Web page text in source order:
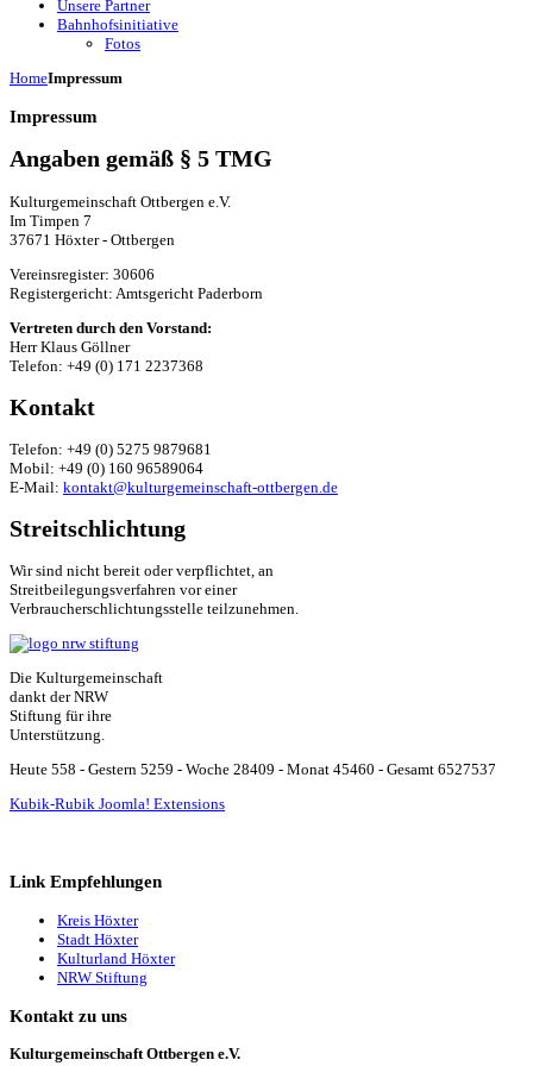
Unsere Partner
Bahnhofsinitiative
Fotos
HomeImpressum
Impressum
Angaben gemäß § 5 TMG
Kulturgemeinschaft Ottbergen e.V.
Im Timpen 7
37671 Höxter - Ottbergen
Vereinsregister: 30606
Registergericht: Amtsgericht Paderborn
Vertreten durch den Vorstand:
Herr Klaus Göllner
Telefon: +49 (0) 171 2237368
Kontakt
Telefon: +49 (0) 5275 9879681
Mobil: +49 (0) 160 96589064
E-Mail: kontakt@kulturgemeinschaft-ottbergen.de
Streitschlichtung
Wir sind nicht bereit oder verpflichtet, an
Streitbeilegungsverfahren vor einer
Verbraucherschlichtungsstelle teilzunehmen.
Die Kulturgemeinschaft
dankt der NRW
Stiftung für ihre
Unterstützung.
Heute 558 - Gestern 5259 - Woche 28409 - Monat 45460 - Gesamt 6527537
Kubik-Rubik Joomla! Extensions
Link Empfehlungen
Kreis Höxter
Stadt Höxter
Kulturland Höxter
NRW Stiftung
Kontakt zu uns
Kulturgemeinschaft Ottbergen e.V.